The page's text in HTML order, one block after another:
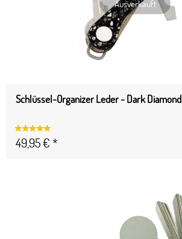
Ausverkauft
Schlüssel-Organizer Leder - Dark Diamond
49,95 € *